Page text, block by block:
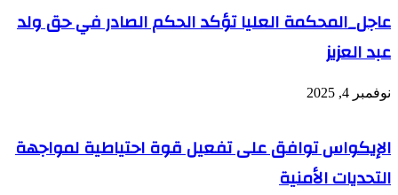
عاجل_المحكمة العليا تؤكد الحكم الصادر في حق ولد
عبد العزيز
نوفمبر 4, 2025
الإيكواس توافق على تفعيل قوة احتياطية لمواجهة
التحديات الأمنية